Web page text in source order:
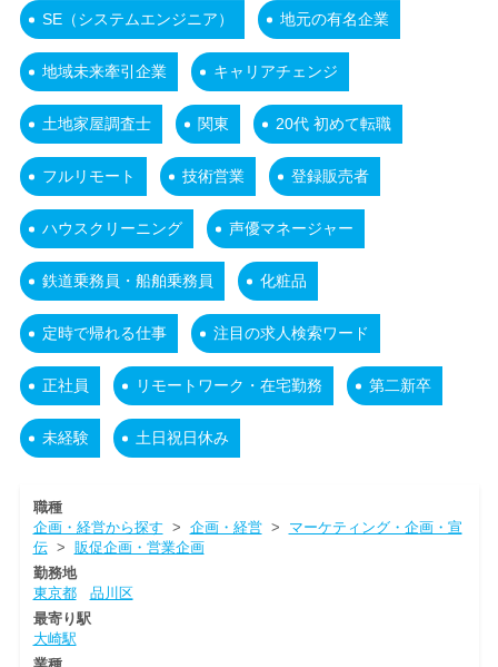
SE（システムエンジニア） 地元の有名企業
地域未来牽引企業 キャリアチェンジ
土地家屋調査士 関東 20代 初めて転職
フルリモート 技術営業 登録販売者
ハウスクリーニング 声優マネージャー
鉄道乗務員・船舶乗務員 化粧品
定時で帰れる仕事 注目の求人検索ワード
正社員 リモートワーク・在宅勤務 第二新卒
未経験 土日祝日休み
職種
企画・経営から探す > 企画・経営> マーケティング・企画・宣
伝> 販促企画・営業企画
勤務地
東京都
品川区
最寄り駅
大崎駅